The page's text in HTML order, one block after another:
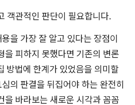
객관적인 판단이 필요합니다.
을 가장 잘 알고 있다는 장점이
을 피하지 못했다면 기존의 변론
방법에 한계가 있었음을 의미할
의 판결을 뒤집어야 하는 완전히
을 바라보는 새로운 시각과 꼼꼼